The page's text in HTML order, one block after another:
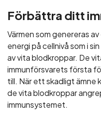
Förbättra ditt
Värmen som genereras
energi på cellnivå som i
av vita blodkroppar. De
immunförsvarets första
till. När ett skadligt ämne
de vita blodkroppar
immunsystemet.